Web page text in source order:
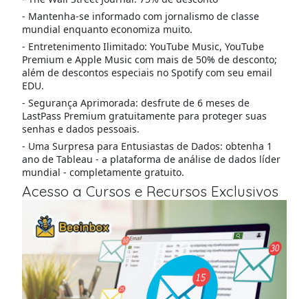
- Mantenha-se informado com jornalismo de classe
mundial enquanto economiza muito.
- Entretenimento Ilimitado: YouTube Music, YouTube
Premium e Apple Music com mais de 50% de desconto;
além de descontos especiais no Spotify com seu email
EDU.
- Segurança Aprimorada: desfrute de 6 meses de
LastPass Premium gratuitamente para proteger suas
senhas e dados pessoais.
- Uma Surpresa para Entusiastas de Dados: obtenha 1
ano de Tableau - a plataforma de análise de dados líder
mundial - completamente gratuito.
Acesso a Cursos e Recursos Exclusivos